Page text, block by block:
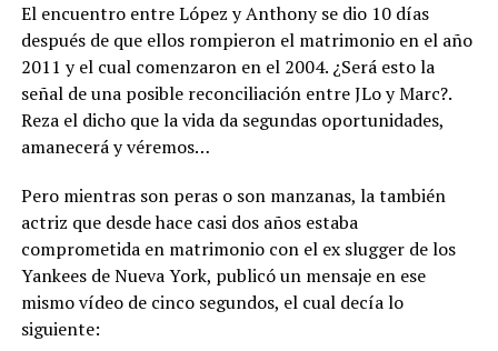
El encuentro entre López y Anthony se dio 10 días
después de que ellos rompieron el matrimonio en el año
2011 y el cual comenzaron en el 2004. ¿Será esto la
señal de una posible reconciliación entre JLo y Marc?.
Reza el dicho que la vida da segundas oportunidades,
amanecerá y véremos…
Pero mientras son peras o son manzanas, la también
actriz que desde hace casi dos años estaba
comprometida en matrimonio con el ex slugger de los
Yankees de Nueva York, publicó un mensaje en ese
mismo vídeo de cinco segundos, el cual decía lo
siguiente: